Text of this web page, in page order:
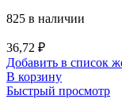
825 в наличии
36,72 ₽
Добавить в список
В корзину
Быстрый просмотр